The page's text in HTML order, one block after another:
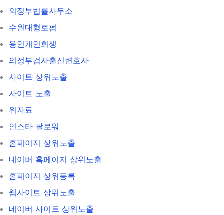
의정부법률사무소
수원대형로펌
용인개인회생
의정부검사출신변호사
사이트 상위노출
사이트 노출
위자료
인스타 팔로워
홈페이지 상위노출
네이버 홈페이지 상위노출
홈페이지 상위등록
웹사이트 상위노출
네이버 사이트 상위노출